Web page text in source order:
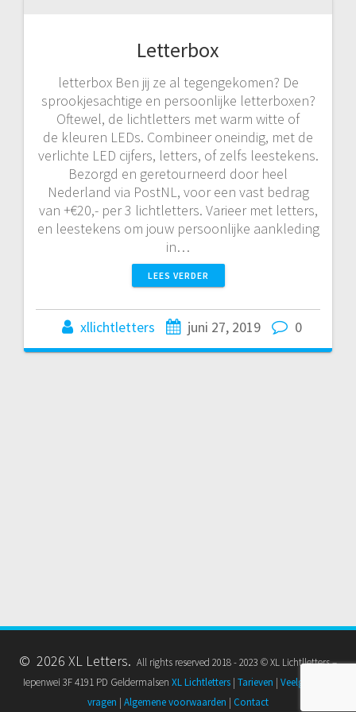
Letterbox
letterbox Ben jij ze al tegengekomen? De
sprookjesachtige en persoonlijke letterboxen?
Oftewel, de lichtletters met warm witte of
de kleuren LEDs. Combineer oneindig, met de
verlichte LED cijfers, letters, of zelfs leestekens.
Bezorgd en geretourneerd door heel
Nederland via PostNL, voor een vast bedrag
van +€20,- per 3 lichtletters. Varieer met letters,
en leestekens om jouw persoonlijke aankleding
in…
LEES VERDER
xllichtletters juni 27, 2019 0
© 2026 XL Letters. All rights reserved 2018 - 2023 © XL Lichtlletters –
Iepenwei 3F 4191 PD Geldermalsen XL Lichtletters | Tarieven | Veelgestelde
vragen | Algemene voorwaarden | Contact